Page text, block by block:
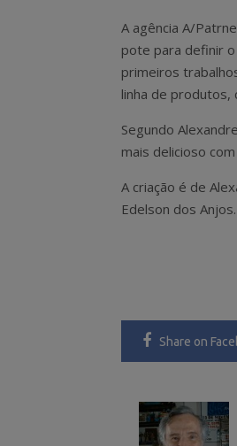
A agência A/
pote para definir o
primeiros
linha de produtos,
Segundo
mais delicioso
A criação é de
Edelson dos Anjos.
Share on